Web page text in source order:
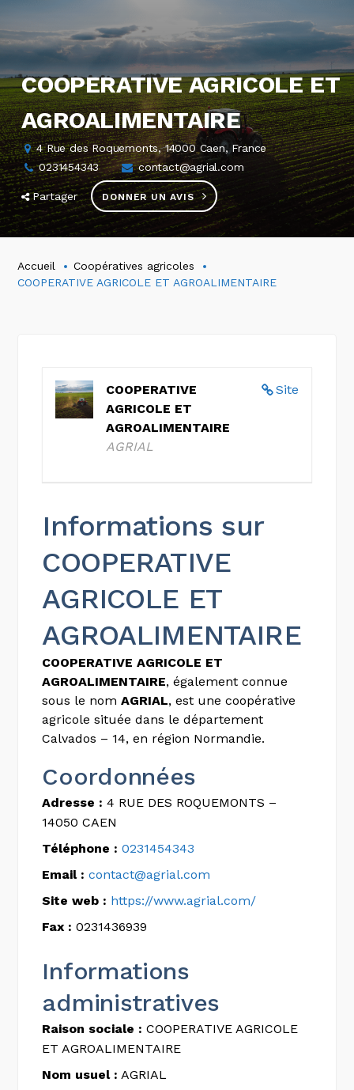
COOPERATIVE AGRICOLE ET
AGROALIMENTAIRE
4 Rue des Roquemonts, 14000 Caen, France
0231454343
contact@agrial.com
Partager DONNER UN AVIS
Accueil
Coopératives agricoles
COOPERATIVE AGRICOLE ET AGROALIMENTAIRE
Site
COOPERATIVE
AGRICOLE ET
AGROALIMENTAIRE
AGRIAL
Informations sur
COOPERATIVE
AGRICOLE ET
AGROALIMENTAIRE
COOPERATIVE AGRICOLE ET
AGROALIMENTAIRE, également connue
sous le nomAGRIAL, est une coopérative
agricole située dans le département
Calvados – 14, en région Normandie.
Coordonnées
Adresse : 4 RUE DES ROQUEMONTS –
14050 CAEN
Téléphone : 0231454343
Email : contact@agrial.com
Site web : https://www.agrial.com/
Fax : 0231436939
Informations
administratives
Raison sociale : COOPERATIVE AGRICOLE
ET AGROALIMENTAIRE
Nom usuel : AGRIAL